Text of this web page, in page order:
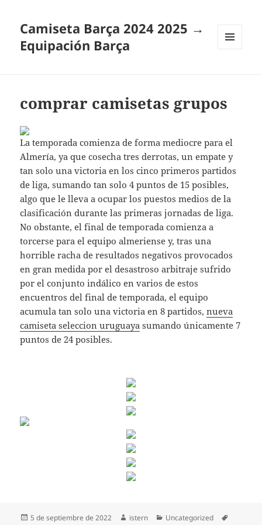
Camiseta Barça 2024 2025 →
Equipación Barça
comprar camisetas grupos
La temporada comienza de forma mediocre para el
Almería, ya que cosecha tres derrotas, un empate y
tan solo una victoria en los cinco primeros partidos
de liga, sumando tan solo 4 puntos de 15 posibles,
algo que le lleva a ocupar los puestos medios de la
clasificación durante las primeras jornadas de liga.
No obstante, el final de temporada comienza a
torcerse para el equipo almeriense y, tras una
horrible racha de resultados negativos provocados
en gran medida por el desastroso arbitraje sufrido
por el conjunto indálico en varios de estos
encuentros del final de temporada, el equipo
acumula tan solo una victoria en 8 partidos,nueva
camiseta seleccion uruguaya sumando únicamente 7
puntos de 24 posibles.
Publicado
5 de septiembre de 2022 Autor
istern Categorías
Uncategorized